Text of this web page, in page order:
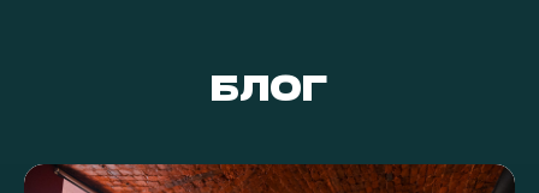
БЛОГ